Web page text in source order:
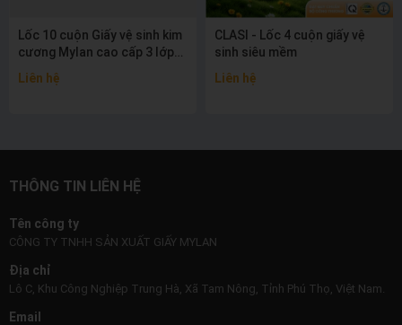
Lốc 10 cuộn Giấy vệ sinh kim
cương Mylan cao cấp 3 lớp
Liên hệ
CLASI - Lốc 4 cuộn giấy vệ
sinh siêu mềm
Liên hệ
THÔNG TIN LIÊN HỆ
Tên công ty
CÔNG TY TNHH SẢN XUẤT GIẤY MYLAN
Địa chỉ
Lô C, Khu Công Nghiệp Trung Hà, Xã Tam Nông, Tỉnh Phú Thọ, Việt Nam.
Email